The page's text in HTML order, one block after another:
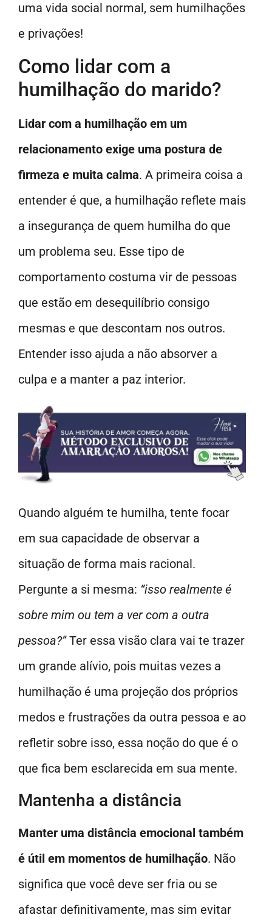
uma vida social normal, sem humilhações
e privações!
Como lidar com a
humilhação do marido?
Lidar com a humilhação em um
relacionamento exige uma postura de
firmeza e muita calma. A primeira coisa a
entender é que, a humilhação reflete mais
a insegurança de quem humilha do que
um problema seu. Esse tipo de
comportamento costuma vir de pessoas
que estão em desequilíbrio consigo
mesmas e que descontam nos outros.
Entender isso ajuda a não absorver a
culpa e a manter a paz interior.
Quando alguém te humilha, tente focar
em sua capacidade de observar a
situação de forma mais racional.
Pergunte a si mesma: “isso realmente é
sobre mim ou tem a ver com a outra
pessoa?”Ter essa visão clara vai te trazer
um grande alívio, pois muitas vezes a
humilhação é uma projeção dos próprios
medos e frustrações da outra pessoa e ao
refletir sobre isso, essa noção do que é o
que fica bem esclarecida em sua mente.
Mantenha a distância
Manter uma distância emocional também
é útil em momentos de humilhação. Não
significa que você deve ser fria ou se
afastar definitivamente, mas sim evitar